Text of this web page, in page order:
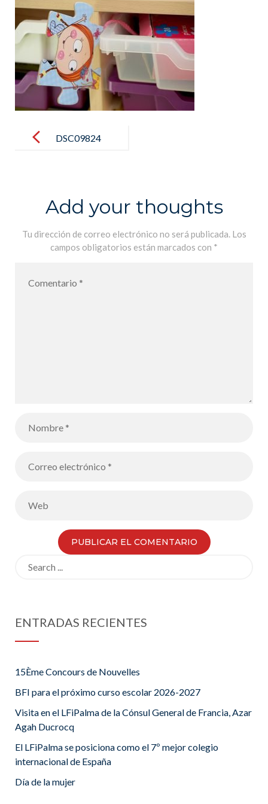
navigationDSC09824
Add your thoughts
Tu dirección de correo electrónico no será publicada. Los
campos obligatorios están marcados con *
ENTRADAS RECIENTES
15Ème Concours de Nouvelles
BFI para el próximo curso escolar 2026-2027
Visita en el LFiPalma de la Cónsul General de Francia, Azar
Agah Ducrocq
El LFiPalma se posiciona como el 7º mejor colegio
internacional de España
Día de la mujer